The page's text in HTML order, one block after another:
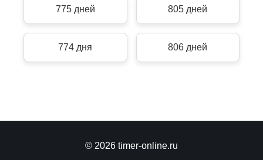
775 дней 805 дней
774 дня 806 дней
© 2026 timer-online.ru